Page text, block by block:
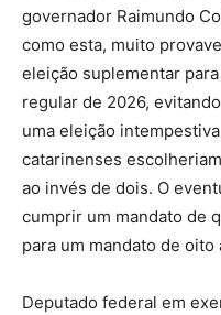
governador Raimundo
como esta, muito
eleição suplementar
regular de 2026,
uma eleição
catarinenses
ao invés de dois. O
cumprir um mandato de
para um mandato de oito
Deputado federal em